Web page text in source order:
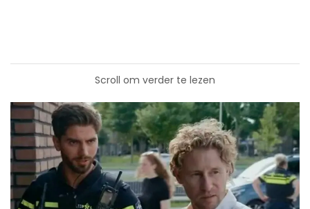
Scroll om verder te lezen